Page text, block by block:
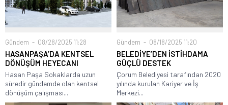
Gündem 08/28/2025 11:28
HASANPAŞA’DA KENTSEL
DÖNÜŞÜM HEYECANI
Hasan Paşa Sokaklarda uzun
süredir gündemde olan kentsel
dönüşüm çalışması...
Gündem 08/18/2025 11:20
BELEDİYE’DEN İSTİHDAMA
GÜÇLÜ DESTEK
Çorum Belediyesi tarafından 2020
yılında kurulan Kariyer ve İş
Merkezi...